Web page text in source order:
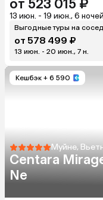
от 523 015 ₽
13 июн. - 19 июн., 6 ночей
Выгодные туры на
от 578 499 ₽
13 июн. - 20 июн., 7 н.
Кешбэк + 6 590
Муйне,
Centara
Ne